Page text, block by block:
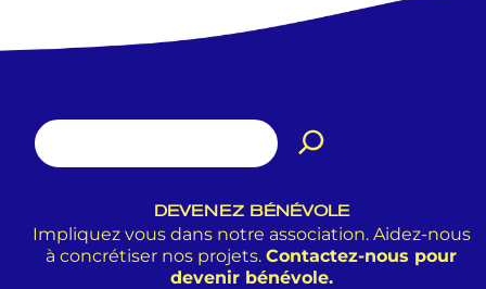
DEVENEZ BÉNÉVOLE
Impliquez vous dans notre association. Aidez-nous
à concrétiser nos projets. Contactez-nous pour
devenir bénévole.